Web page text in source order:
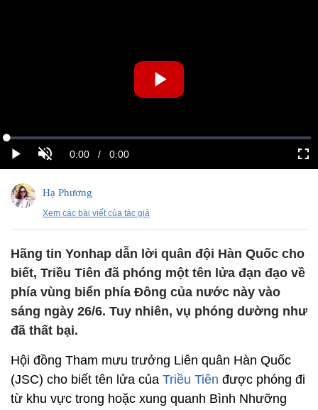
Hạ Phương
Xem các bài viết của tác giả
Hãng tin Yonhap dẫn lời quân đội Hàn Quốc cho
biết, Triều Tiên đã phóng một tên lửa đạn đạo về
phía vùng biển phía Đông của nước này vào
sáng ngày 26/6. Tuy nhiên, vụ phóng dường như
đã thất bại.
Hội đồng Tham mưu trưởng Liên quân Hàn Quốc
(JSC) cho biết tên lửa của Triều Tiên được phóng đi
từ khu vực trong hoặc xung quanh Bình Nhưỡng